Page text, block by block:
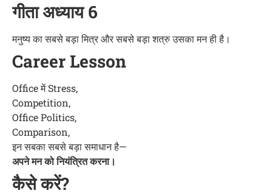
गीता अध्याय 6
मनुष्य का सबसे बड़ा मित्र और सबसे बड़ा शत्रु उसका मन ही है।
Career Lesson
Office में Stress,
Competition,
Office Politics,
Comparison,
इन सबका सबसे बड़ा समाधान है—
अपने मन को नियंत्रित करना।
कैसे करें?